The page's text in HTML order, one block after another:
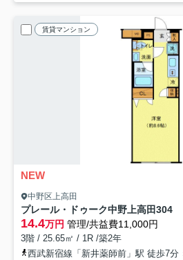
賃貸マンション
NEW
中野区上高田
プレール・ドゥーク中野上高田304
14.4万円 管理/共益費11,000円
3階 / 25.65㎡ / 1R /築2年
西武新宿線「新井薬師前」駅 徒歩7分